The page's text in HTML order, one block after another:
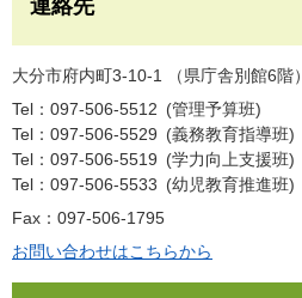
連絡先
大分市府内町3-10-1 （県庁舎別館6階）
Tel：097-506-5512
管理予算班
Tel：097-506-5529
義務教育指導班
Tel：097-506-5519
学力向上支援班
Tel：097-506-5533
幼児教育推進班
Fax：097-506-1795
お問い合わせはこちらから